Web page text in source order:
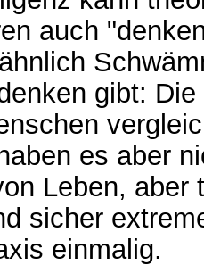
auch
gibt:
es aber
Leben,
sicher
einmalig.